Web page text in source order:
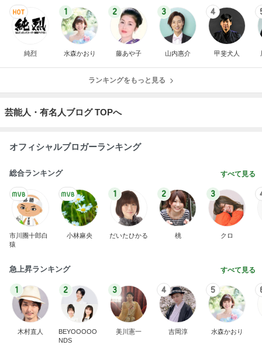
純烈
1
水森かおり
2
藤あや子
3
山内惠介
4
甲斐犬人
ランキングをもっと見る
芸能人・有名人ブログ TOPへ
オフィシャルブロガーランキング
総合ランキング すべて見る
市川團十郎白
猿
小林麻央
1
だいたひかる
2
桃
3
クロ
急上昇ランキング すべて見る
1
木村直人
2
BEYOOOOO
NDS
3
美川憲一
4
吉岡淳
5
水森かおり